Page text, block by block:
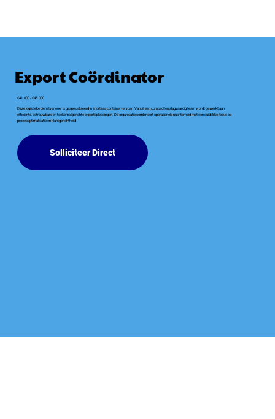
Export Coördinator
€41.000 - €45.000
Deze logistieke dienstverlener is gespecialiseerd in shortsea containervervoer. Vanuit een compact en slagvaardig team wordt gewerkt aan
efficiënte, betrouwbare en toekomstgerichte exportoplossingen. De organisatie combineert operationele nuchterheid met een duidelijke focus op
procesoptimalisatie en klantgerichtheid.
Solliciteer Direct